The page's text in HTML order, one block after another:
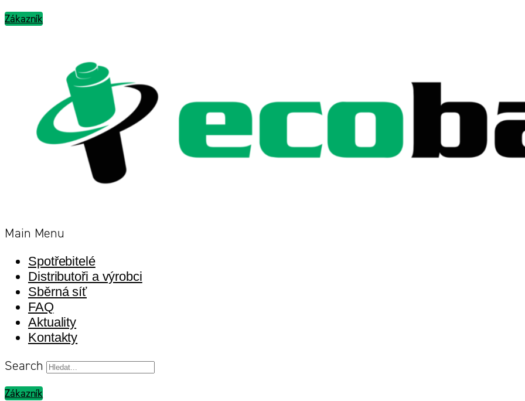
Zákazník
Main Menu
Spotřebitelé
Distributoři a výrobci
Sběrná síť
FAQ
Aktuality
Kontakty
Search
Zákazník